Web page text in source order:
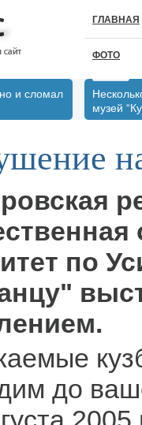
ГЛАВНАЯ
ФОТО
и сломал
музей
по
до